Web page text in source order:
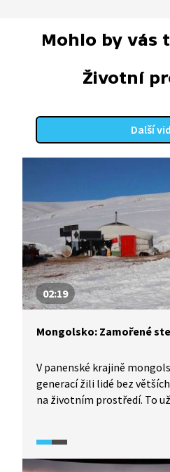
Mohlo by vás
Životní
Další
02:19
Mongolsko: Zamořené
V panenské krajině
generací žili lidé bez
na životním prostředí. To
přijít v podobě třídění a
na místě. Mongolsko dnes